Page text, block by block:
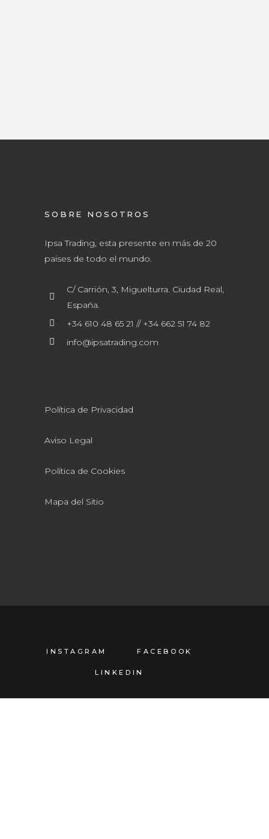
SOBRE NOSOTROS
Ipsa Trading, esta presente en más de 20
paises de todo el mundo.
C/ Carrión, 3, Miguelturra. Ciudad Real,
España.
+34 610 48 65 21 // +34 662 51 74 82
info@ipsatrading.com
Política de Privacidad
Aviso Legal
Política de Cookies
Mapa del Sitio
INSTAGRAM FACEBOOK
LINKEDIN